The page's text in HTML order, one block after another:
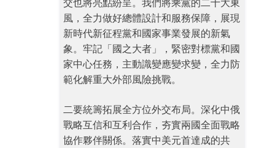
風，全力做好總體設計和服務保障，展現
新時代新征程黨和國家事業發展的新氣
象。牢記「國之大者」，緊密對標黨和國
家中心任務，主動識變應變求變，全力防
範化解重大外部風險挑戰。
二要統籌拓展全方位外交布局。深化中俄
戰略互信和互利合作，夯實兩國全面戰略
協作夥伴關係。落實中美元首達成的共